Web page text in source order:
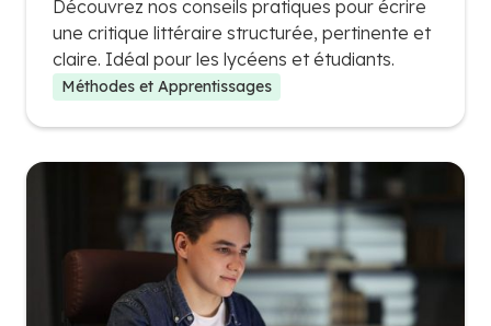
Découvrez nos conseils pratiques pour écrire
une critique littéraire structurée, pertinente et
claire. Idéal pour les lycéens et étudiants.
Méthodes et Apprentissages